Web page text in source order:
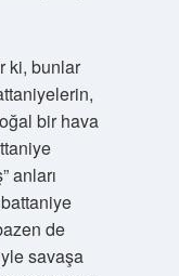
ki, bunlar
bir hava
anları
de
savaşa